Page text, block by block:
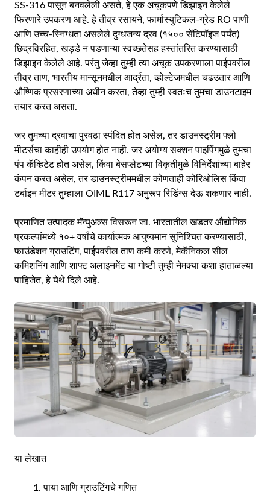
SS-316 पासून बनवलेली असते, हे एक अचूकपणे डिझाइन केलेले
फिरणारे उपकरण आहे. हे तीव्र रसायने, फार्मास्युटिकल-ग्रेड RO पाणी
आणि उच्च-स्निग्धता असलेले दुग्धजन्य द्रव (१५०० सेंटिपॉइज पर्यंत)
छिद्रविरहित, खड्डे न पडणाऱ्या स्वच्छतेसह हस्तांतरित करण्यासाठी
डिझाइन केलेले आहे. परंतु जेव्हा तुम्ही त्या अचूक उपकरणाला पाईपवरील
तीव्र ताण, भारतीय मान्सूनमधील आर्द्रता, व्होल्टेजमधील चढउतार आणि
औष्णिक प्रसरणाच्या अधीन करता, तेव्हा तुम्ही स्वतःच तुमचा डाउनटाइम
तयार करत असता.
जर तुमच्या द्रवाचा पुरवठा स्पंदित होत असेल, तर डाउनस्ट्रीम फ्लो
मीटर्सचा काहीही उपयोग होत नाही. जर अयोग्य सक्शन पाइपिंगमुळे तुमचा
पंप कॅव्हिटेट होत असेल, किंवा बेसप्लेटच्या विकृतीमुळे विनिर्देशांच्या बाहेर
कंपन करत असेल, तर डाउनस्ट्रीममधील कोणताही कोरिओलिस किंवा
टर्बाइन मीटर तुम्हाला OIML R117 अनुरूप रिडिंग्स देऊ शकणार नाही.
प्रमाणित उत्पादक मॅन्युअल्स विसरून जा. भारतातील खडतर औद्योगिक
प्रकल्पांमध्ये १०+ वर्षांचे कार्यात्मक आयुष्यमान सुनिश्चित करण्यासाठी,
फाउंडेशन ग्राउटिंग, पाईपवरील ताण कमी करणे, मेकॅनिकल सील
कमिशनिंग आणि शाफ्ट अलाइनमेंट या गोष्टी तुम्ही नेमक्या कशा हाताळल्या
पाहिजेत, हे येथे दिले आहे.
या लेखात
पाया आणि ग्राउटिंगचे गणित